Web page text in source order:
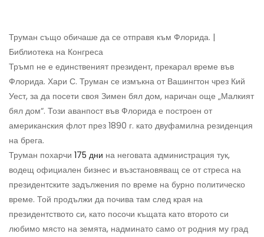
Труман също обичаше да се отправя към Флорида. |
Библиотека на Конгреса
Тръмп не е единственият президент, прекарал време във
Флорида. Хари С. Труман се измъкна от Вашингтон чрез Кий
Уест, за да посети своя Зимен бял дом, наричан още „Малкият
бял дом“. Този аванпост във Флорида е построен от
американския флот през 1890 г. като двуфамилна резиденция
на брега.
Труман похарчи 175 дни на неговата администрация тук,
водещ официален бизнес и възстановяващ се от стреса на
президентските задължения по време на бурно политическо
време. Той продължи да почива там след края на
президентството си, като посочи къщата като второто си
любимо място на земята, надминато само от родния му град